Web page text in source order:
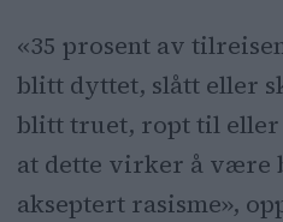
«35 prosent av
blitt dyttet, slått eller
blitt truet, ropt til
at dette virker å være
akseptert rasisme»,